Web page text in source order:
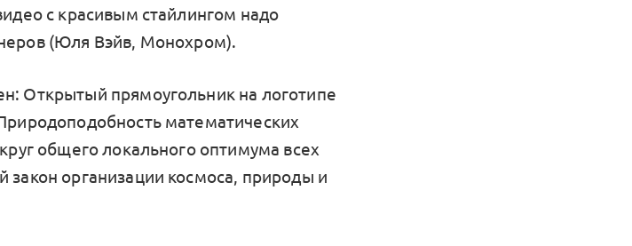
с красивым стайлингом надо
(Юля Вэйв, Монохром).
Открытый прямоугольник на логотипе
математических
общего локального оптимума всех
закон организации космоса, природы и